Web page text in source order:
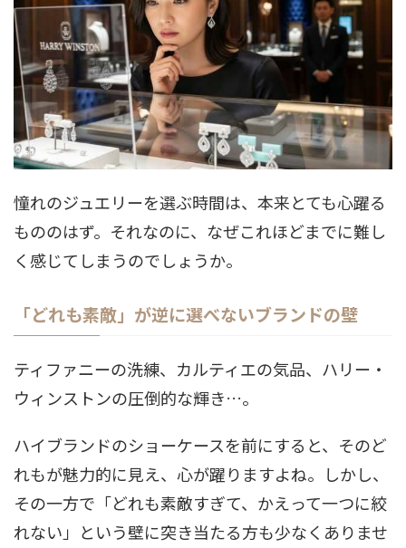
憧れのジュエリーを選ぶ時間は、本来とても心躍る
もののはず。それなのに、なぜこれほどまでに難し
く感じてしまうのでしょうか。
「どれも素敵」が逆に選べないブランドの壁
ティファニーの洗練、カルティエの気品、ハリー・
ウィンストンの圧倒的な輝き…。
ハイブランドのショーケースを前にすると、そのど
れもが魅力的に見え、心が躍りますよね。しかし、
その一方で「どれも素敵すぎて、かえって一つに絞
れない」という壁に突き当たる方も少なくありませ